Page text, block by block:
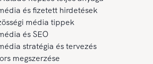
és fizetett hirdetések
média tippek
és SEO
stratégia és tervezés
megszerzése